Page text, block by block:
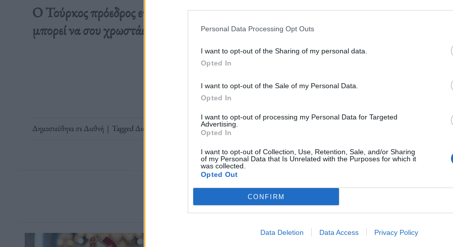
Personal Data Processing Opt Outs
I want to opt-out of the Sharing of my personal data.
Opted In
I want to opt-out of the Sale of my Personal Data.
Opted In
I want to opt-out of processing my Personal Data for Targeted
Advertising.
Opted In
I want to opt-out of Collection, Use, Retention, Sale, and/or Sharing
of my Personal Data that Is Unrelated with the Purposes for which it
was collected.
Opted Out
CONFIRM
Data Deletion Data Access Privacy Policy
Ο Τούρκος πρόεδρος επιτέθηκε σε Ισραήλ και Νετανιάχου, λέγοντας: «Η Δύση
μπορεί να σου χρωστάει πολλά, η Τουρκία όμως τίποτα»
Διαβάστε περισσότερα
Δημοσιεύθηκε σεΔιεθνή | TaggedΔιεθνείς σχέσεις Ερντογάν,Ισραήλ
Δείτε επίσης